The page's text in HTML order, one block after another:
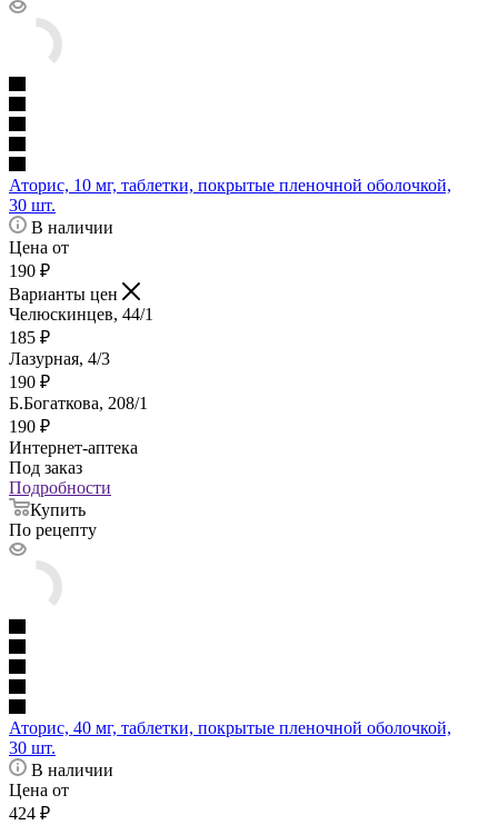
Аторис, 10 мг, таблетки, покрытые пленочной оболочкой,
30 шт.
В наличии
Цена от
190 ₽
Варианты цен
Челюскинцев, 44/1
185 ₽
Лазурная, 4/3
190 ₽
Б.Богаткова, 208/1
190 ₽
Интернет-аптека
Под заказ
Подробности
Купить
По рецепту
Аторис, 40 мг, таблетки, покрытые пленочной оболочкой,
30 шт.
В наличии
Цена от
424 ₽